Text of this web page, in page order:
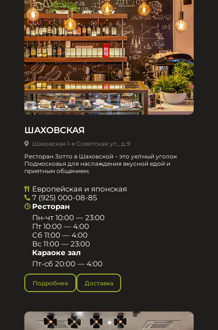
ШАХОВСКАЯ
Шаховская 1-я Советская ул., д.9
Ресторан Зотто в Шаховской – это уютный уголок
Подмосковья для наслаждения вкусной едой и
приятным общением.​
Европейская и японская
7 (925) 000-08-85
Ресторан
Пн-чт 10:00 — 23:00
Пт 10:00 — 4:00
Сб 11:00 — 4:00
Вс 11:00 — 23:00
Караоке зал
Пт-сб 20:00 — 4:00
Подробнее Доставка